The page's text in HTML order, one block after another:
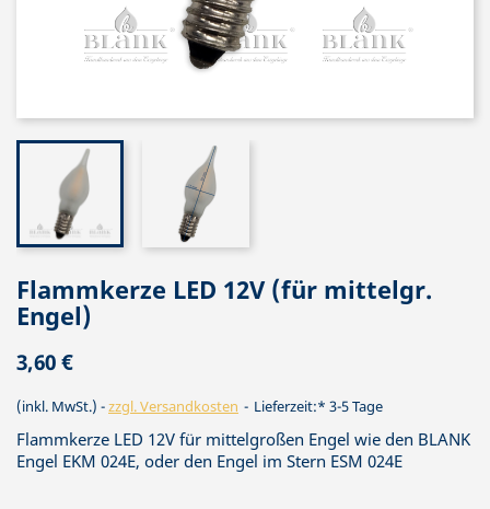
Flammkerze LED 12V (für mittelgr.
Engel)
3,60 €
(inkl. MwSt.) zzgl. Versandkosten Lieferzeit:* 3-5 Tage
Flammkerze LED 12V für mittelgroßen Engel wie den BLANK
Engel EKM 024E, oder den Engel im Stern ESM 024E